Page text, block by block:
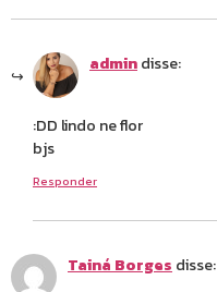
admindisse:
:DD lindo ne flor
bjs
Responder
Tainá Borges disse: